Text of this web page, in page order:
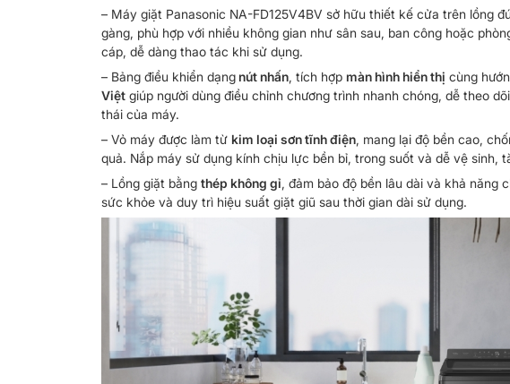
– Máy giặt Panasonic NA-FD125V4BV sở hữu thiết kế cửa trên lồng
gàng, phù hợp với nhiều không gian như sân sau, ban công hoặc
cáp, dễ dàng thao tác khi sử dụng.
– Bảng điều khiển dạngnút nhấn, tích hợp màn hình hiển thị cùng
Việtgiúp người dùng điều chỉnh chương trình nhanh chóng, dễ theo
thái của máy.
– Vỏ máy được làm từ kim loại sơn tĩnh điện, mang lại độ bền cao,
quả. Nắp máy sử dụng kính chịu lực bền bỉ, trong suốt và dễ vệ sinh,
– Lồng giặt bằng thép không gỉ, đảm bảo độ bền lâu dài và khả năng
sức khỏe và duy trì hiệu suất giặt giũ sau thời gian dài sử dụng.